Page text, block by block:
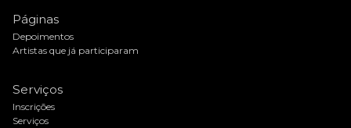
Páginas
Depoimentos
Artistas que já participaram
Serviços
Inscrições
Serviços